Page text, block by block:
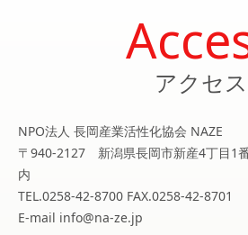
アクセス
NPO法人 長岡産業活性化協会 NAZE
〒940-2127 新潟県長岡市新産4丁目1
内
TEL.0258-42-8700 FAX.0258-42-8701
E-mail info@na-ze.jp